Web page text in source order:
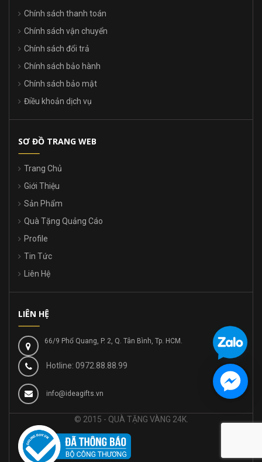
Chính sách thanh toán
Chính sách vận chuyển
Chính sách đổi trả
Chính sách bảo hành
Chính sách bảo mật
Điều khoản dịch vụ
SƠ ĐỒ TRANG WEB
Trang Chủ
Giới Thiệu
Sản Phẩm
Quà Tặng Quảng Cáo
Profile
Tin Tức
Liên Hệ
LIÊN HỆ
66/9 Phổ Quang, P. 2, Q. Tân Bình, Tp. HCM.
Hotline: 0972.88.88.99
info@ideagifts.vn
© 2015 - QUÀ TẶNG VÀNG 24K.